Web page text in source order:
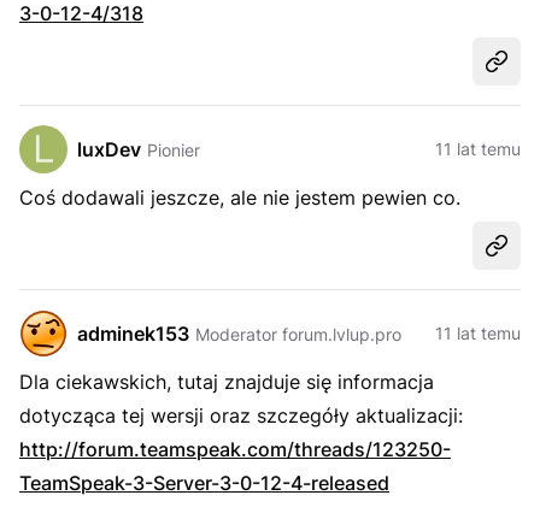
3-0-12-4/318
luxDev Pionier 11 lat temu
Coś dodawali jeszcze, ale nie jestem pewien co.
adminek153 Moderator forum.lvlup.pro 11 lat temu
Dla ciekawskich, tutaj znajduje się informacja
dotycząca tej wersji oraz szczegóły aktualizacji:
http://forum.teamspeak.com/threads/123250-
TeamSpeak-3-Server-3-0-12-4-released